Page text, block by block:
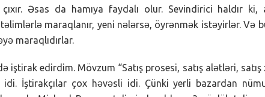
Əsas da hamıya faydalı olur. Sevindirici haldır ki,
maraqlanır, yeni nələrsə, öyrənmək istəyirlər. Və
maraqlıdırlar.
iştirak edirdim. Mövzum “Satış prosesi, satış alətləri, satış
İştirakçılar çox həvəsli idi. Çünki yerli bazardan